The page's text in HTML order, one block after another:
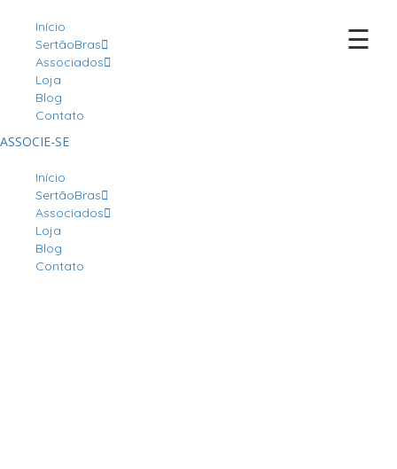
Início
SertãoBras
Associados
Loja
Blog
Contato
ASSOCIE-SE
Início
SertãoBras
Associados
Loja
Blog
Contato
☰